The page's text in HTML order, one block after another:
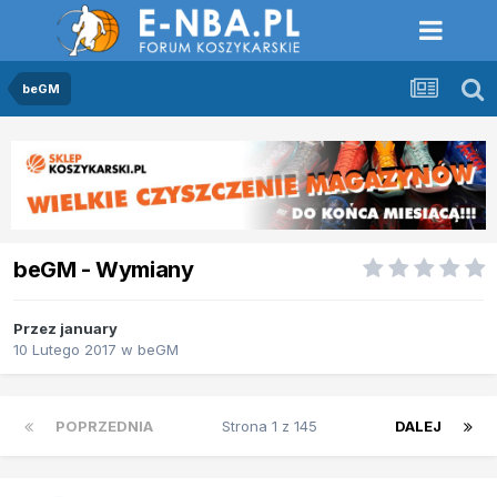
beGM
beGM - Wymiany
Przez january
10 Lutego 2017 w beGM
POPRZEDNIA DALEJ
Strona 1 z 145